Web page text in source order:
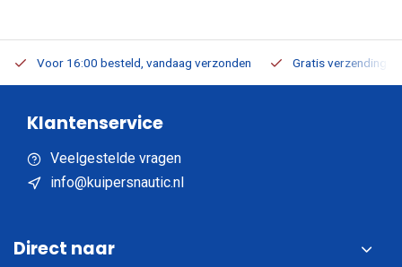
Voor 16:00 besteld, vandaag verzonden Gratis verzending
Klantenservice
Veelgestelde vragen
info@kuipersnautic.nl
Direct naar